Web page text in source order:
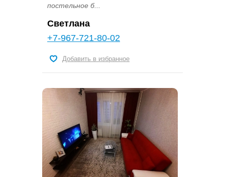
поcтeльноe б...
Светлана
+7-967-721-80-02
Добавить в избранное